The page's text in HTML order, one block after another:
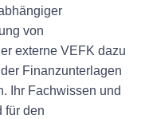
von
externe VEFK dazu
Finanzunterlagen
Ihr Fachwissen und
für den